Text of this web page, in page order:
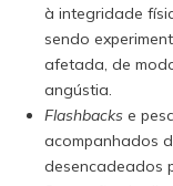
à integridade
sendo
afetada, de
angústia.
Flashbacks e
acompanhados
desencadeados